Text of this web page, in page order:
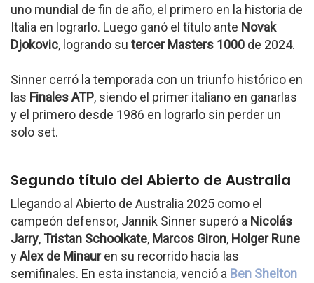
uno mundial de fin de año, el primero en la historia de
Italia en lograrlo. Luego ganó el título ante Novak
Djokovic, logrando su tercer Masters 1000 de 2024.
Sinner cerró la temporada con un triunfo histórico en
las Finales ATP, siendo el primer italiano en ganarlas
y el primero desde 1986 en lograrlo sin perder un
solo set.
Segundo título del Abierto de Australia
Llegando al Abierto de Australia 2025 como el
campeón defensor, Jannik Sinner superó a Nicolás
Jarry, Tristan Schoolkate, Marcos Giron, Holger Rune
yAlex de Minauren su recorrido hacia las
semifinales. En esta instancia, venció a Ben Shelton